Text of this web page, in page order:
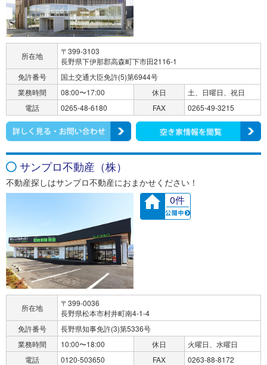
所在地
〒399-3103
長野県下伊那郡高森町下市田2116-1
免許番号
国土交通大臣免許(5)第6944号
業務時間
08:00〜17:00 休日
土、日曜日、祝日
電話
0265-48-6180 FAX 0265-49-3215
サンプロ不動産（株）
不動産探しはサンプロ不動産におまかせください！
0件
所在地
〒399-0036
長野県松本市村井町南4-1-4
免許番号
長野県知事免許(3)第5336号
業務時間
10:00〜18:00 休日
火曜日、水曜日
電話
0120-503650 FAX 0263-88-8172